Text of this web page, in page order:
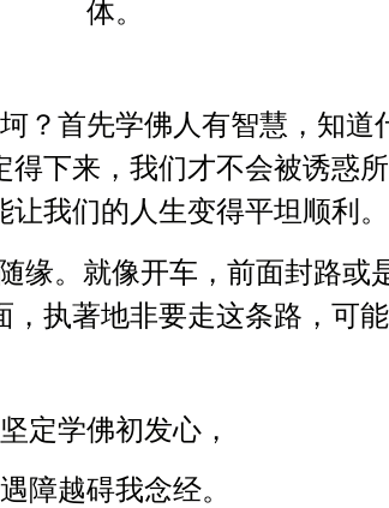
体。
？首先学佛人有智慧，知道
下来，我们才不会被诱惑
我们的人生变得平坦顺利。
缘。就像开车，前面封路
执著地非要走这条路，可能
坚定学佛初发心，
遇障越碍我念经。